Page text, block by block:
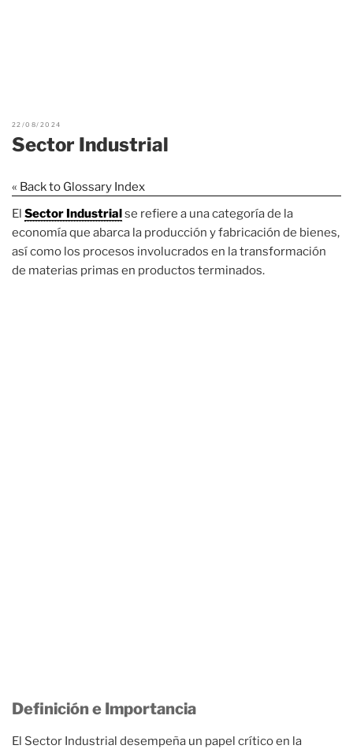
22/08/2024
Sector Industrial
« Back to Glossary Index
El Sector Industrialse refiere a una categoría de la
economía que abarca la producción y fabricación de bienes,
así como los procesos involucrados en la transformación
de materias primas en productos terminados.
Definición e Importancia
El Sector Industrial desempeña un papel crítico en la